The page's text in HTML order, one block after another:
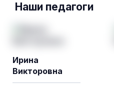
Наши педагоги
Ирина
Викторовна